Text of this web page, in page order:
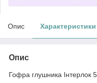
Опис Характеристики
Опис
Гофра глушника Інтерлок